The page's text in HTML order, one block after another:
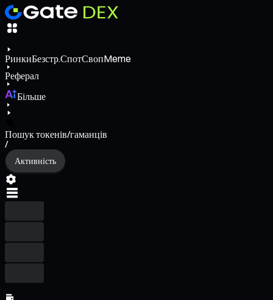
РинкиБезстр.СпотСвопMeme
Реферал
Більше
Пошук токенів/гаманців
/
Активність